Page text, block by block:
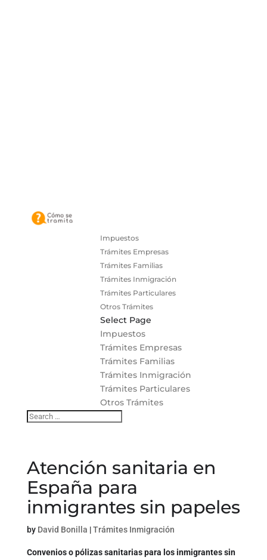
Impuestos
Trámites Empresas
Trámites Familias
Trámites Inmigración
Trámites Particulares
Otros Trámites
Select Page
Impuestos
Trámites Empresas
Trámites Familias
Trámites Inmigración
Trámites Particulares
Otros Trámites
Atención sanitaria en
España para
inmigrantes sin papeles
by David Bonilla |Trámites Inmigración
Convenios o pólizas sanitarias para los inmigrantes sin